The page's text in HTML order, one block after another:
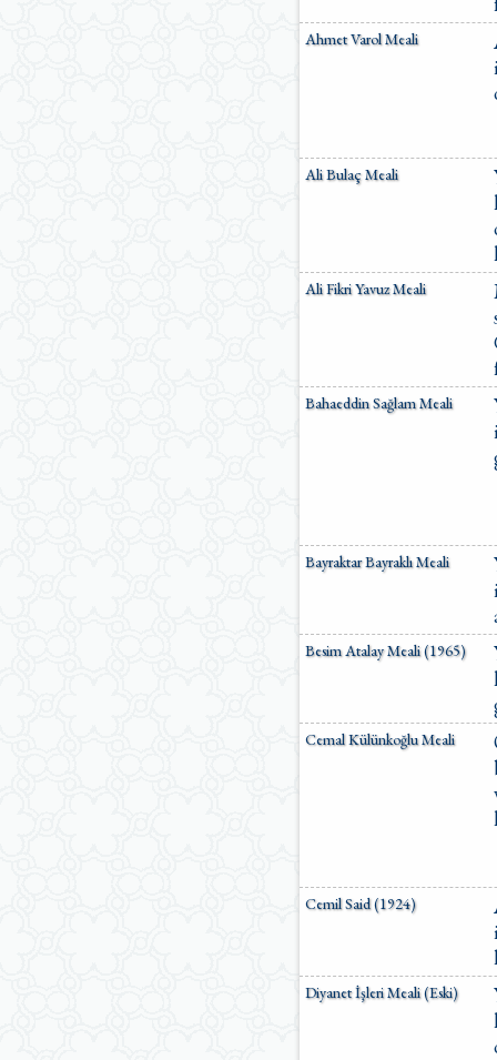
Ahmet Varol Meali
Ali Bulaç Meali
Ali Fikri Yavuz Meali
Bahaeddin Sağlam Meali
Bayraktar Bayraklı Meali
Besim Atalay Meali (1965)
Cemal Külünkoğlu Meali
Cemil Said (1924)
Diyanet İşleri Meali (Eski)